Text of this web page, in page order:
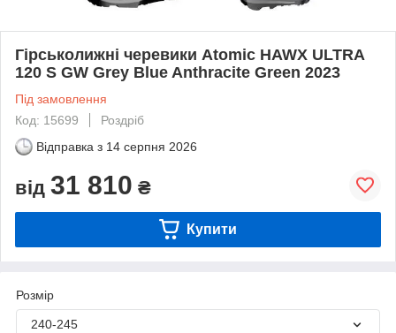
Гірськолижні черевики Atomic HAWX ULTRA
120 S GW Grey Blue Anthracite Green 2023
Під замовлення
Код: 15699
Роздріб
Відправка з 14 серпня 2026
від 31 810 ₴
Купити
Розмір
240-245